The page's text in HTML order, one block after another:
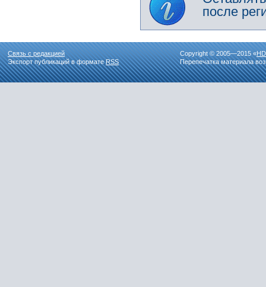
после
Связь с редакцией
Экспорт публикаций в форматеRSS
Copyright © 2005—2015 «
Перепечатка материала